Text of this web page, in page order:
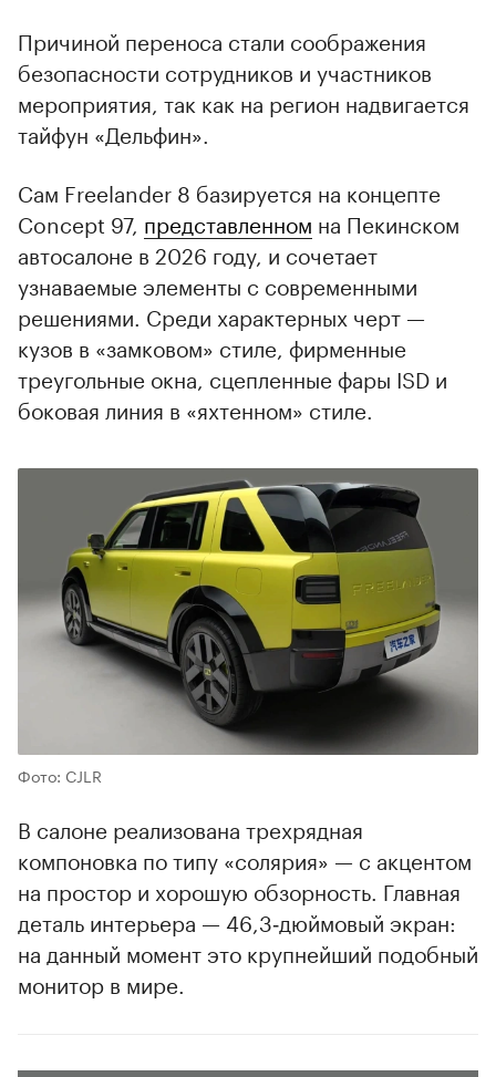
Причиной переноса стали соображения
безопасности сотрудников и участников
мероприятия, так как на регион надвигается
тайфун «Дельфин».
Сам Freelander 8 базируется на концепте
Concept 97, представленном на Пекинском
автосалоне в 2026 году, и сочетает
узнаваемые элементы с современными
решениями. Среди характерных черт —
кузов в «замковом» стиле, фирменные
треугольные окна, сцепленные фары ISD и
боковая линия в «яхтенном» стиле.
Фото: CJLR
В салоне реализована трехрядная
компоновка по типу «солярия» — с акцентом
на простор и хорошую обзорность. Главная
деталь интерьера — 46,3‑дюймовый экран:
на данный момент это крупнейший подобный
монитор в мире.